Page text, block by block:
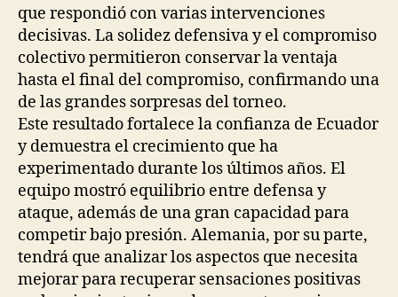
que respondió con varias intervenciones
decisivas. La solidez defensiva y el compromiso
colectivo permitieron conservar la ventaja
hasta el final del compromiso, confirmando una
de las grandes sorpresas del torneo.
Este resultado fortalece la confianza de Ecuador
y demuestra el crecimiento que ha
experimentado durante los últimos años. El
equipo mostró equilibrio entre defensa y
ataque, además de una gran capacidad para
competir bajo presión. Alemania, por su parte,
tendrá que analizar los aspectos que necesita
mejorar para recuperar sensaciones positivas